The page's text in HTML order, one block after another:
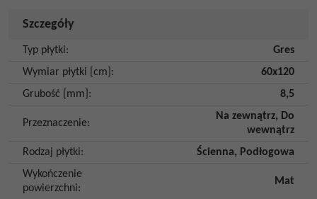
Szczegóły
Typ płytki:
Gres
Wymiar płytki [cm] :
60x120
Grubość [mm] : 8,5
Przeznaczenie:
Na zewnątrz, Do
wewnątrz
Rodzaj płytki: Ścienna, Podłogowa
Wykończenie
powierzchni:
Mat